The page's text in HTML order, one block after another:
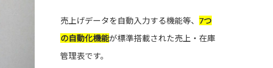
売上げデータを自動入力する機能等、 7つ
の自動化機能が標準搭載された売上・在庫
管理表です。